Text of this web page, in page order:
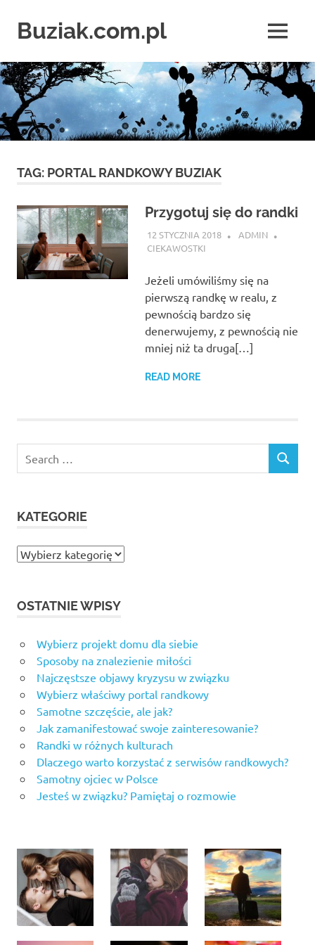
contentBuziak.com.pl
o
portalach
randkowych
MENU
TAG: PORTAL RANDKOWY BUZIAK
Przygotuj się do randki
12 STYCZNIA 2018
ADMIN
CIEKAWOSTKI
Jeżeli umówiliśmy się na
pierwszą randkę w realu, z
pewnością bardzo się
denerwujemy, z pewnością nie
mniej niż ta druga[…]
READ MORE
for:
SEARCH
KATEGORIE
Kategorie
OSTATNIE WPISY
Wybierz projekt domu dla siebie
Sposoby na znalezienie miłości
Najczęstsze objawy kryzysu w związku
Wybierz właściwy portal randkowy
Samotne szczęście, ale jak?
Jak zamanifestować swoje zainteresowanie?
Randki w różnych kulturach
Dlaczego warto korzystać z serwisów randkowych?
Samotny ojciec w Polsce
Jesteś w związku? Pamiętaj o rozmowie